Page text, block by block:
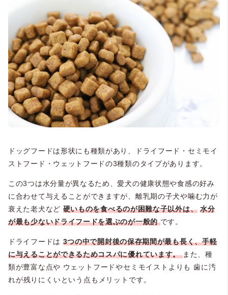
ドッグフードは形状にも種類があり、ドライフード・セミモイ
ストフード・ウェットフードの3種類のタイプがあります。
この3つは水分量が異なるため、愛犬の健康状態や食感の好み
に合わせて与えることができますが、離乳期の子犬や噛む力が
衰えた老犬など 硬いものを食べるのが困難な子以外は、 水分
が最も少ないドライフードを選ぶのが一般的 です。
ドライフードは 3つの中で開封後の保存期間が最も長く、手軽
に与えることができるためコスパに優れています。 また、種
類が豊富な点や ウェットフードやセミモイストよりも 歯に汚
れが残りにくいという点もメリットです。